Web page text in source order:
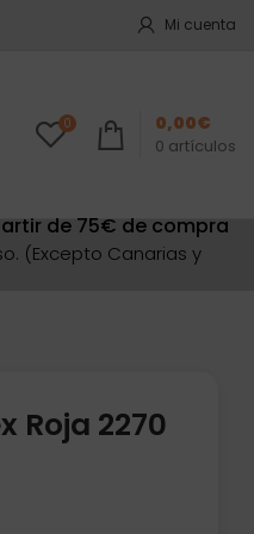
Mi cuenta
0
0 artículos
0,00€
de 75€ de compra
(Excepto Canarias y
Roja 2270